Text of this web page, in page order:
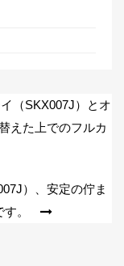
（SKX007J）とオ
えた上でのフルカ
）、安定の佇ま
。